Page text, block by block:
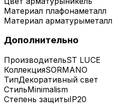
Материал плафонаметалл
Материал арматурыметалл
Дополнительно
ПроизводительST LUCE
КоллекцияSORMANO
ТипДекоративный свет
СтильMinimalism
Степень защитыIP20